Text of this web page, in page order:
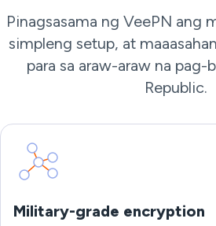
Pinagsasama ng VeePN ang
simpleng setup, at
para sa araw-araw na pag-
Republic.
Military-grade encryption